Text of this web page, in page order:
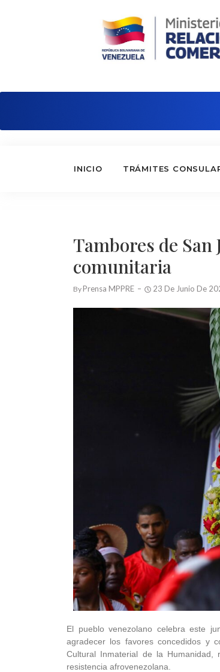
INICIO TRÁMITES
Tambores de
comunitaria
By Prensa MPPRE 23 De Junio De
El pueblo venezolano celebra este
agradecer los favores concedidos y
Cultural Inmaterial de la
resistencia afrovenezolana.